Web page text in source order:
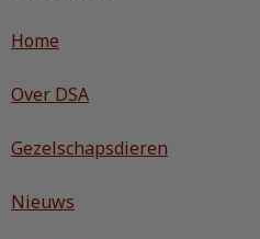
Home
Over DSA
Gezelschapsdieren
Nieuws